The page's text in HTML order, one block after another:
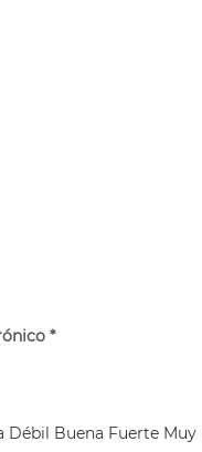
*
Débil Buena Fuerte Muy